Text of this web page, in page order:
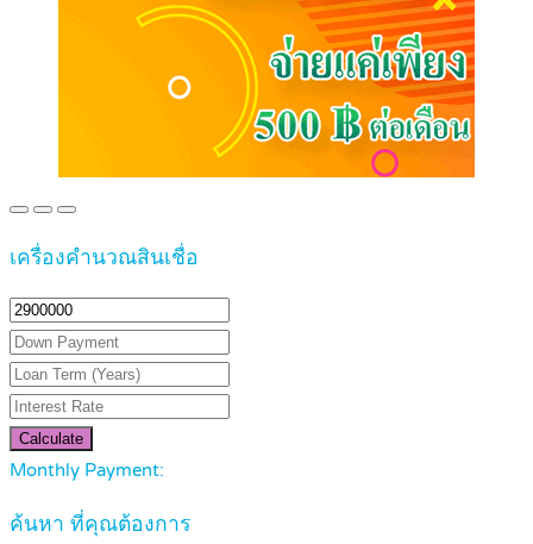
เครื่องคำนวณสินเชื่อ
Calculate
Monthly Payment:
ค้นหา ที่คุณต้องการ